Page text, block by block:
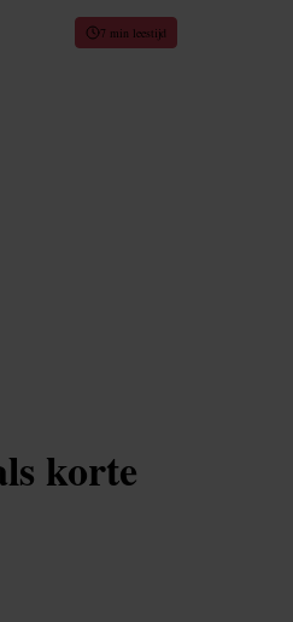
7 min leestijd
korte